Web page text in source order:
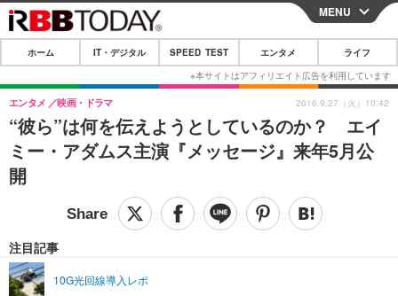
CLOSE
ホーム
IT・デジタル
IT・デジタルTOP スマートフォン
ショッピング その他
SPEED TEST
エンタメ
エンタメTOP 映画・ドラマ
音楽
ペット
リリース一覧
プッシュ通知の停止方法
MENU
ホーム IT・デジタル SPEED TEST エンタメ ライフ
“彼ら”は何を伝えようとしているのか？ エイ
ミー・アダムス主演『メッセージ』来年5月公
開
エンタメ 映画・ドラマ
注目記事
10G光回線導入レポ
2016.9.27（火）10:42